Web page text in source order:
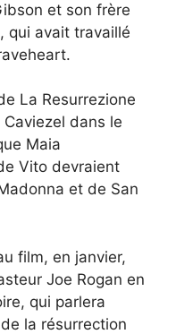
et son frère
qui avait travaillé
La Resurrezione
dans le
Maia
Vito devraient
et de San
film, en janvier,
Joe Rogan en
qui parlera
la résurrection